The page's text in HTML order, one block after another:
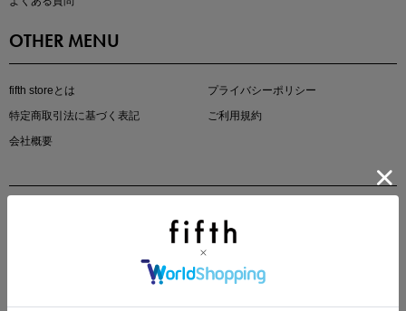
マストバイアイテム
OTHER MENU
fifth storeとは
プライバシーポリシー
特定商取引法に基づく表記
ご利用規約
会社概要